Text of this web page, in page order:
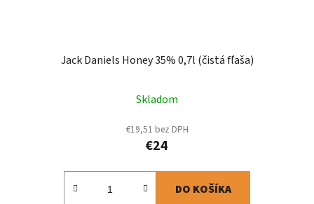
Jack Daniels Honey 35% 0,7l (čistá fľaša)
Skladom
€19,51 bez DPH
€24
DO KOŠÍKA